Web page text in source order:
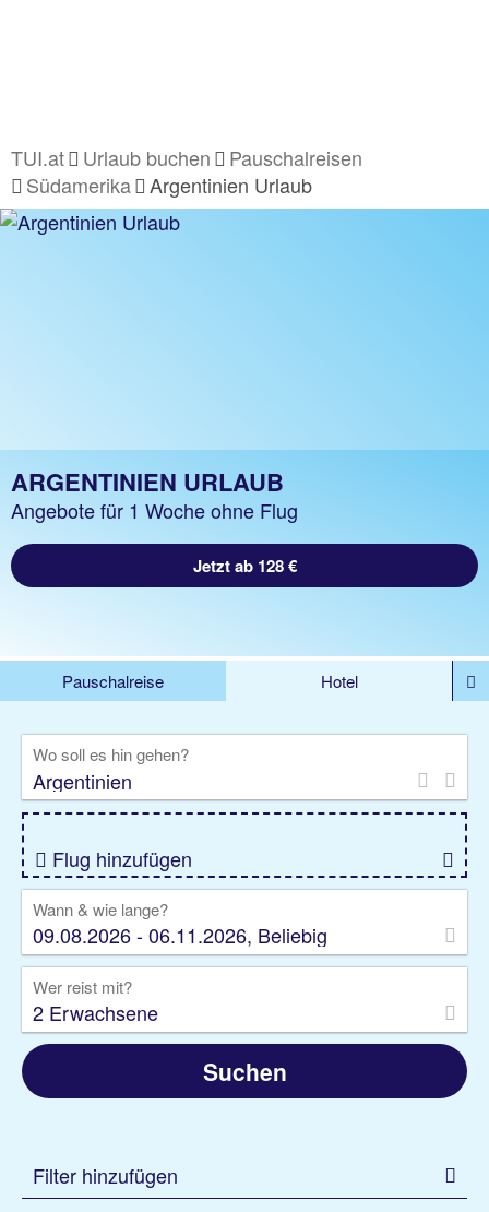
TUI.at Urlaub buchen
Pauschalreisen
Südamerika
Argentinien Urlaub
ARGENTINIEN URLAUB
Angebote für 1 Woche ohne Flug
Jetzt ab 128 €
Pauschalreise
Hotel
Rundreise
Kreuzfahrt
Gruppenreise
Camper Privattransfer
Wo soll es hin gehen?
Flug hinzufügen
Wann & wie lange?
09.08.2026 - 06.11.2026, Beliebig
Wer reist mit?
2 Erwachsene
Suchen
Filter hinzufügen